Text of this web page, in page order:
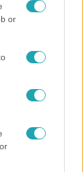
or
a vagyona?
rá vele
befektetője
a
csak fél
milyen
mesélt az
az autóiról,